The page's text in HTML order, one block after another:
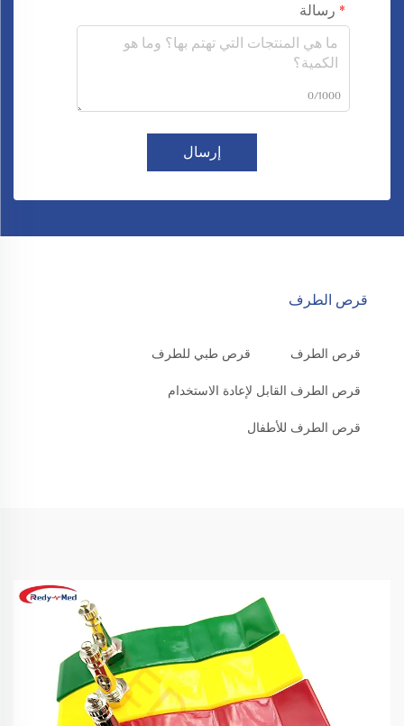
رسالة
0/1000
إرسال
قرص الطرف
قرص الطرف قرص طبي للطرف
قرص الطرف القابل لإعادة الاستخدام
قرص الطرف للأطفال